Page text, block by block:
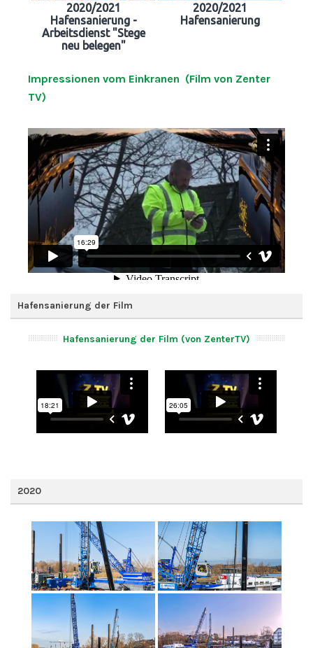
2020/2021
Hafensanierung -
Arbeitsdienst "Stege
neu belegen"
2020/2021
Hafensanierung
Impressionen vom Einkranen (Film von Zenter
TV)
Hafensanierung der Film
Hafensanierung der Film (von ZenterTV)
2020